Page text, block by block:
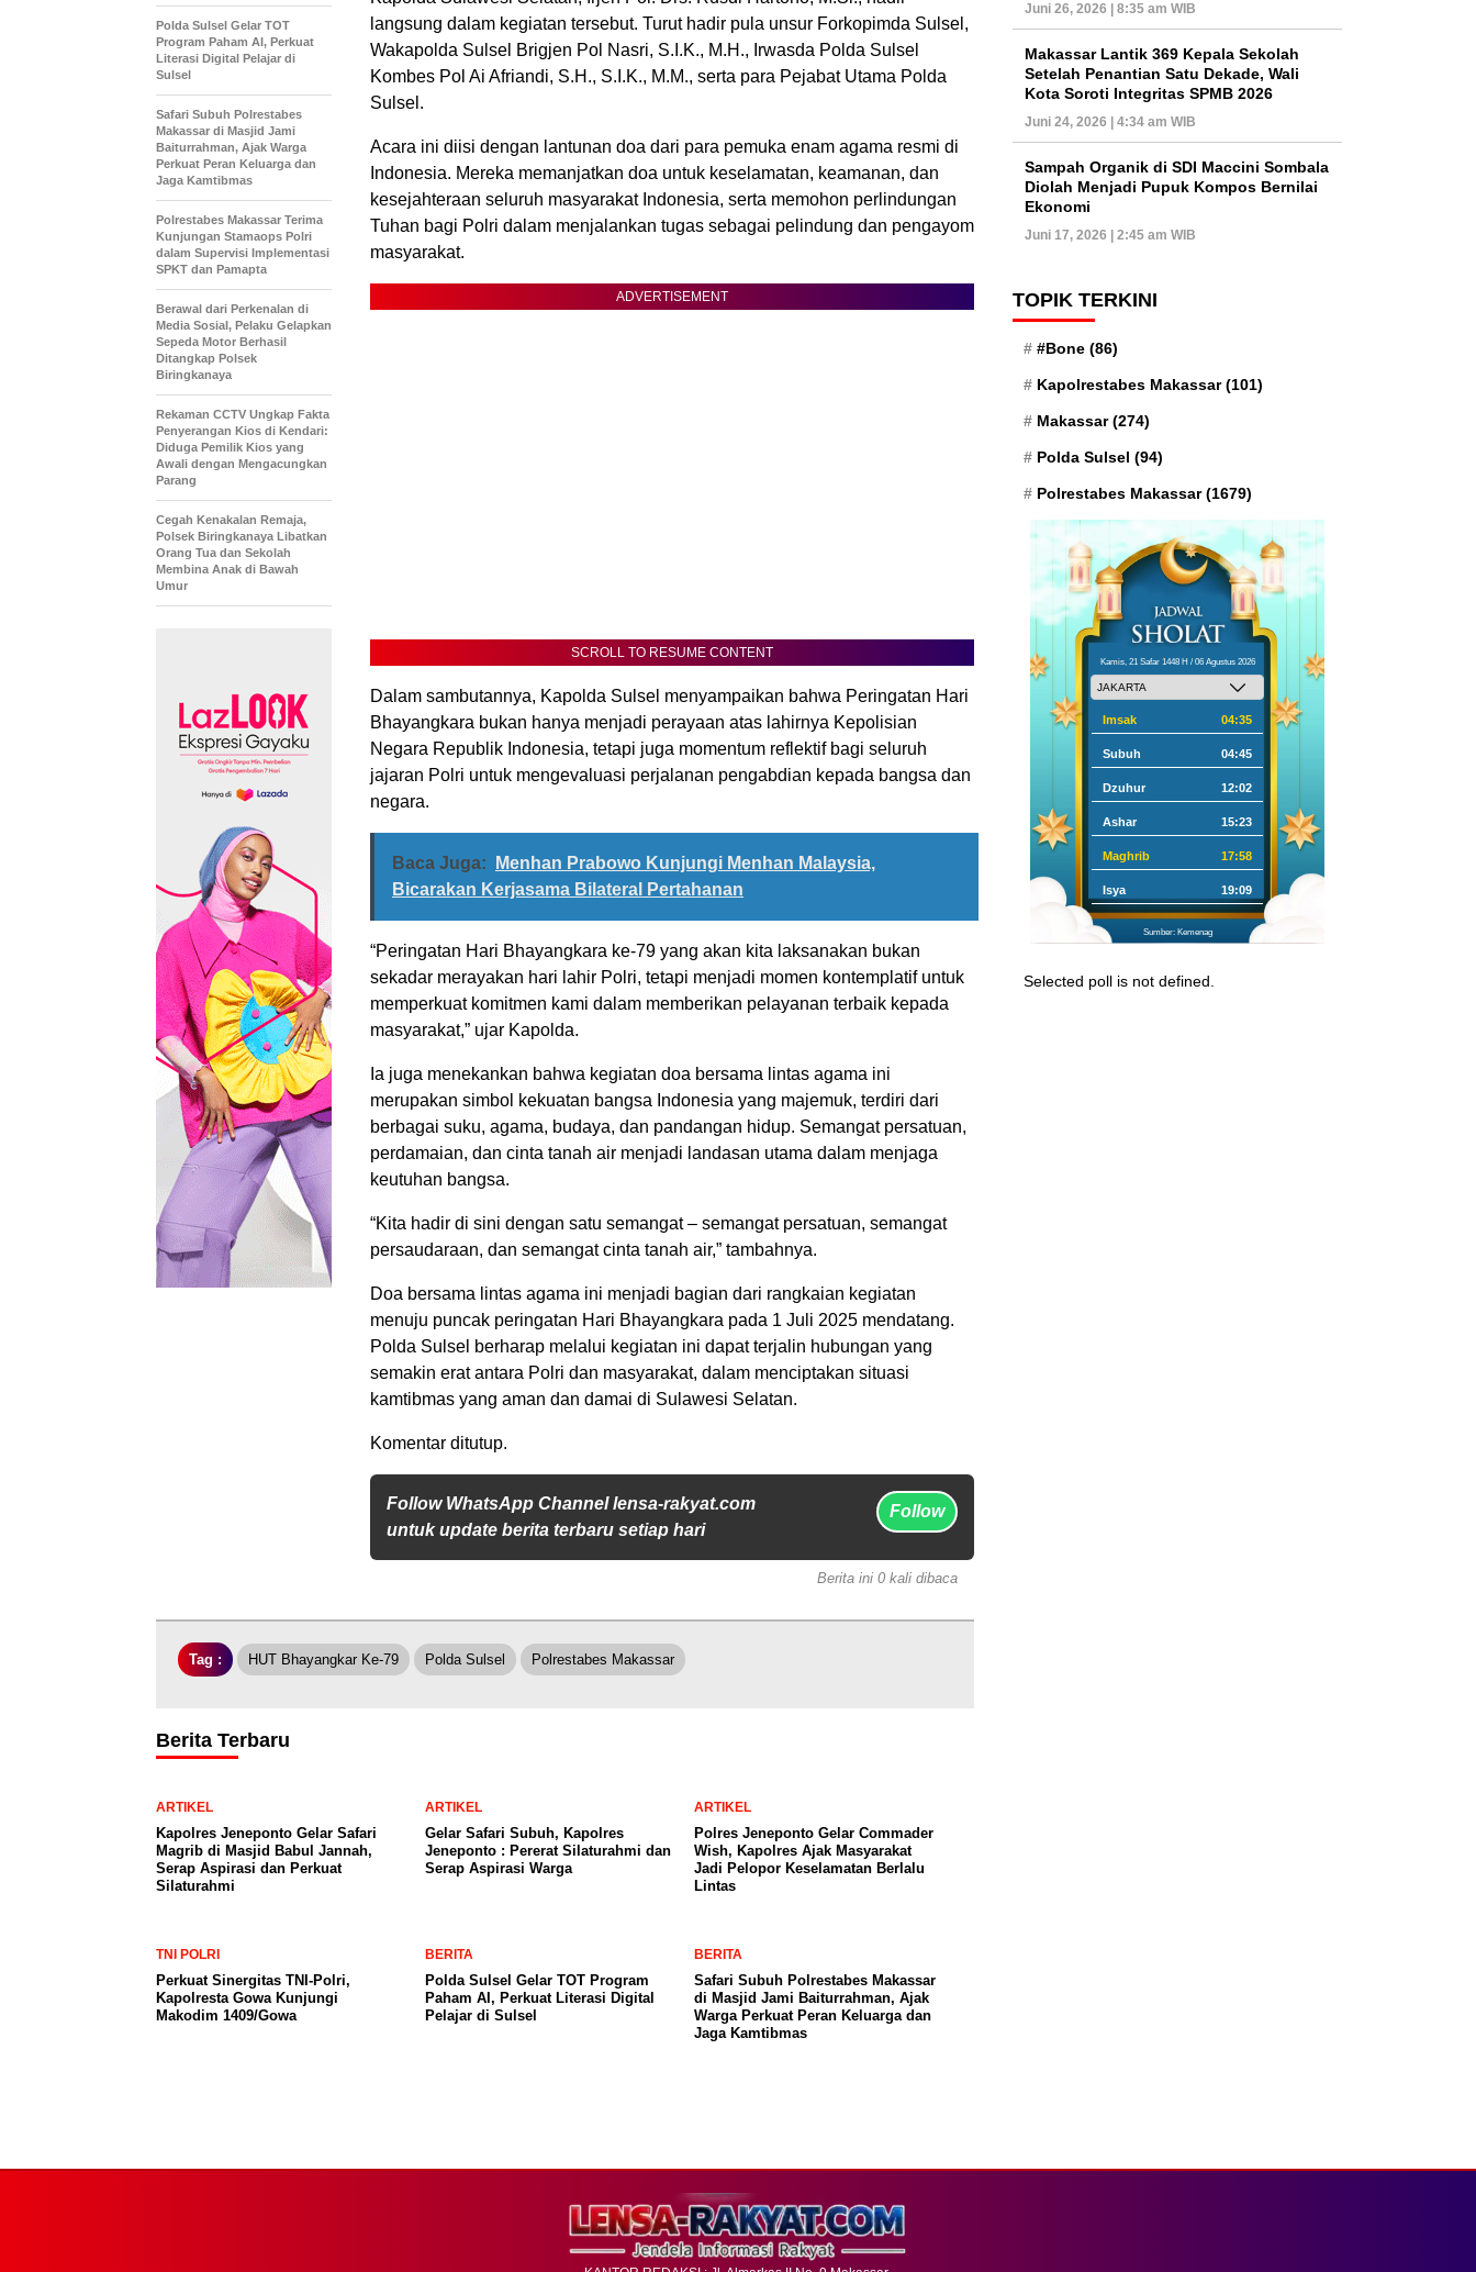
langsung dalam kegiatan tersebut. Turut hadir pula unsur Forkopimda Sulsel,
Wakapolda Sulsel Brigjen Pol Nasri, S.I.K., M.H., Irwasda Polda Sulsel
Kombes Pol Ai Afriandi, S.H., S.I.K., M.M., serta para Pejabat Utama Polda
Sulsel.
Acara ini diisi dengan lantunan doa dari para pemuka enam agama resmi di
Indonesia. Mereka memanjatkan doa untuk keselamatan, keamanan, dan
kesejahteraan seluruh masyarakat Indonesia, serta memohon perlindungan
Tuhan bagi Polri dalam menjalankan tugas sebagai pelindung dan pengayom
masyarakat.
ADVERTISEMENT
SCROLL TO RESUME CONTENT
Dalam sambutannya, Kapolda Sulsel menyampaikan bahwa Peringatan Hari
Bhayangkara bukan hanya menjadi perayaan atas lahirnya Kepolisian
Negara Republik Indonesia, tetapi juga momentum reflektif bagi seluruh
jajaran Polri untuk mengevaluasi perjalanan pengabdian kepada bangsa dan
negara.
Baca Juga:
Menhan Prabowo Kunjungi Menhan Malaysia,
Bicarakan Kerjasama Bilateral Pertahanan
“Peringatan Hari Bhayangkara ke-79 yang akan kita laksanakan bukan
sekadar merayakan hari lahir Polri, tetapi menjadi momen kontemplatif untuk
memperkuat komitmen kami dalam memberikan pelayanan terbaik kepada
masyarakat,” ujar Kapolda.
Ia juga menekankan bahwa kegiatan doa bersama lintas agama ini
merupakan simbol kekuatan bangsa Indonesia yang majemuk, terdiri dari
berbagai suku, agama, budaya, dan pandangan hidup. Semangat persatuan,
perdamaian, dan cinta tanah air menjadi landasan utama dalam menjaga
keutuhan bangsa.
“Kita hadir di sini dengan satu semangat – semangat persatuan, semangat
persaudaraan, dan semangat cinta tanah air,” tambahnya.
Doa bersama lintas agama ini menjadi bagian dari rangkaian kegiatan
menuju puncak peringatan Hari Bhayangkara pada 1 Juli 2025 mendatang.
Polda Sulsel berharap melalui kegiatan ini dapat terjalin hubungan yang
semakin erat antara Polri dan masyarakat, dalam menciptakan situasi
kamtibmas yang aman dan damai di Sulawesi Selatan.
Komentar ditutup.
Follow WhatsApp Channel lensa-rakyat.com
untuk update berita terbaru setiap hari
Follow
Polda Sulsel Gelar TOT
Program Paham AI, Perkuat
Literasi Digital Pelajar di
Sulsel
Safari Subuh Polrestabes
Makassar di Masjid Jami
Baiturrahman, Ajak Warga
Perkuat Peran Keluarga dan
Jaga Kamtibmas
Polrestabes Makassar Terima
Kunjungan Stamaops Polri
dalam Supervisi Implementasi
SPKT dan Pamapta
Berawal dari Perkenalan di
Media Sosial, Pelaku Gelapkan
Sepeda Motor Berhasil
Ditangkap Polsek
Biringkanaya
Rekaman CCTV Ungkap Fakta
Penyerangan Kios di Kendari:
Diduga Pemilik Kios yang
Awali dengan Mengacungkan
Parang
Cegah Kenakalan Remaja,
Polsek Biringkanaya Libatkan
Orang Tua dan Sekolah
Membina Anak di Bawah
Umur
Berita ini 0 kali dibaca
Tag : HUT Bhayangkar Ke-79 Polda Sulsel Polrestabes Makassar
Berita Terbaru
ARTIKEL
Kapolres Jeneponto Gelar Safari
Magrib di Masjid Babul Jannah,
Serap Aspirasi dan Perkuat
Silaturahmi
ARTIKEL
Gelar Safari Subuh, Kapolres
Jeneponto : Pererat Silaturahmi dan
Serap Aspirasi Warga
ARTIKEL
Polres Jeneponto Gelar Commader
Wish, Kapolres Ajak Masyarakat
Jadi Pelopor Keselamatan Berlalu
Lintas
TNI POLRI
Perkuat Sinergitas TNI-Polri,
Kapolresta Gowa Kunjungi
Makodim 1409/Gowa
BERITA
Polda Sulsel Gelar TOT Program
Paham AI, Perkuat Literasi Digital
Pelajar di Sulsel
BERITA
Safari Subuh Polrestabes Makassar
di Masjid Jami Baiturrahman, Ajak
Warga Perkuat Peran Keluarga dan
Jaga Kamtibmas
Juni 26, 2026 | 8:35 am WIB
Makassar Lantik 369 Kepala Sekolah
Setelah Penantian Satu Dekade, Wali
Kota Soroti Integritas SPMB 2026
Juni 24, 2026 | 4:34 am WIB
Sampah Organik di SDI Maccini Sombala
Diolah Menjadi Pupuk Kompos Bernilai
Ekonomi
Juni 17, 2026 | 2:45 am WIB
TOPIK TERKINI
#Bone (86)
Kapolrestabes Makassar(101)
Makassar(274)
Polda Sulsel (94)
Polrestabes Makassar(1679)
Kamis, 21 Safar 1448 H / 06 Agustus 2026
Imsak 04:35
Subuh 04:45
Dzuhur 12:02
Ashar 15:23
Maghrib 17:58
Isya 19:09
Sumber: Kemenag
Selected poll is not defined.